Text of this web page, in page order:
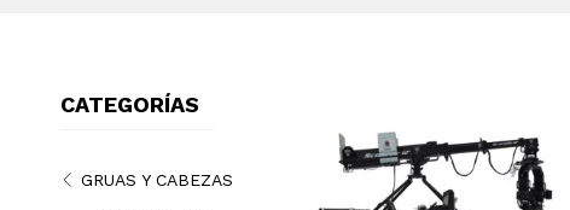
CATEGORÍAS
GRUAS Y CABEZAS